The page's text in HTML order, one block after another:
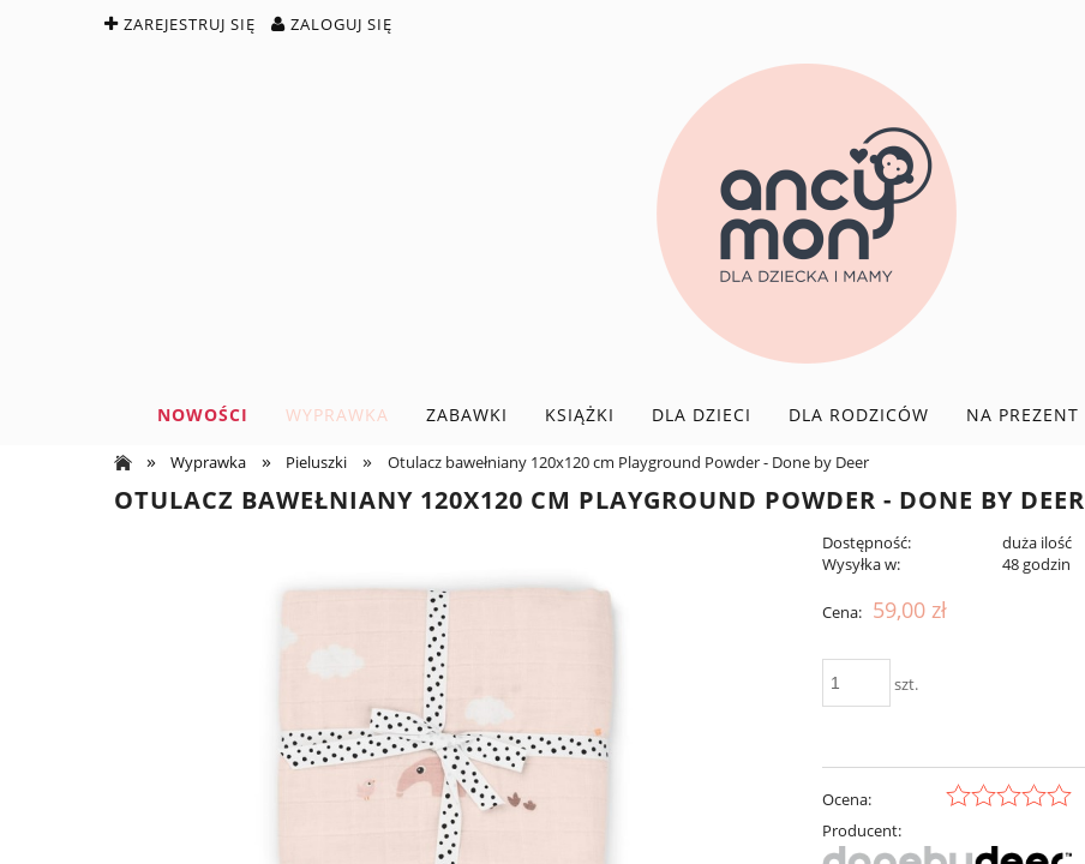
ZAREJESTRUJ SIĘ ZALOGUJ SIĘ
NOWOŚCI WYPRAWKA ZABAWKI KSIĄŻKI DLA DZIECI DLA RODZICÓW NA PREZENT
» Wyprawka » Pieluszki » Otulacz bawełniany 120x120 cm Playground Powder - Done by Deer
OTULACZ BAWEŁNIANY 120X120 CM PLAYGROUND POWDER - DONE BY DEER
Dostępność:
duża ilość
Wysyłka w:
48 godzin
Cena: 59,00 zł
szt.
Ocena:
Producent: